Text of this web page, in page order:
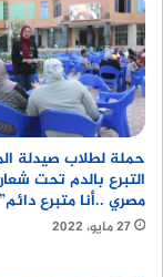
حملة لطلاب صيدلة
التبرع بالدم تحت
مصري ..أنا متبرع دائم”
27 مايو، 2022